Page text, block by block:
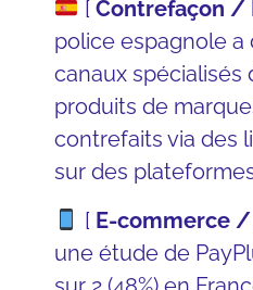
[ Contrefaçon /
police espagnole a
canaux spécialisés
produits de
contrefaits via des
sur des
[ E-commerce
une étude de